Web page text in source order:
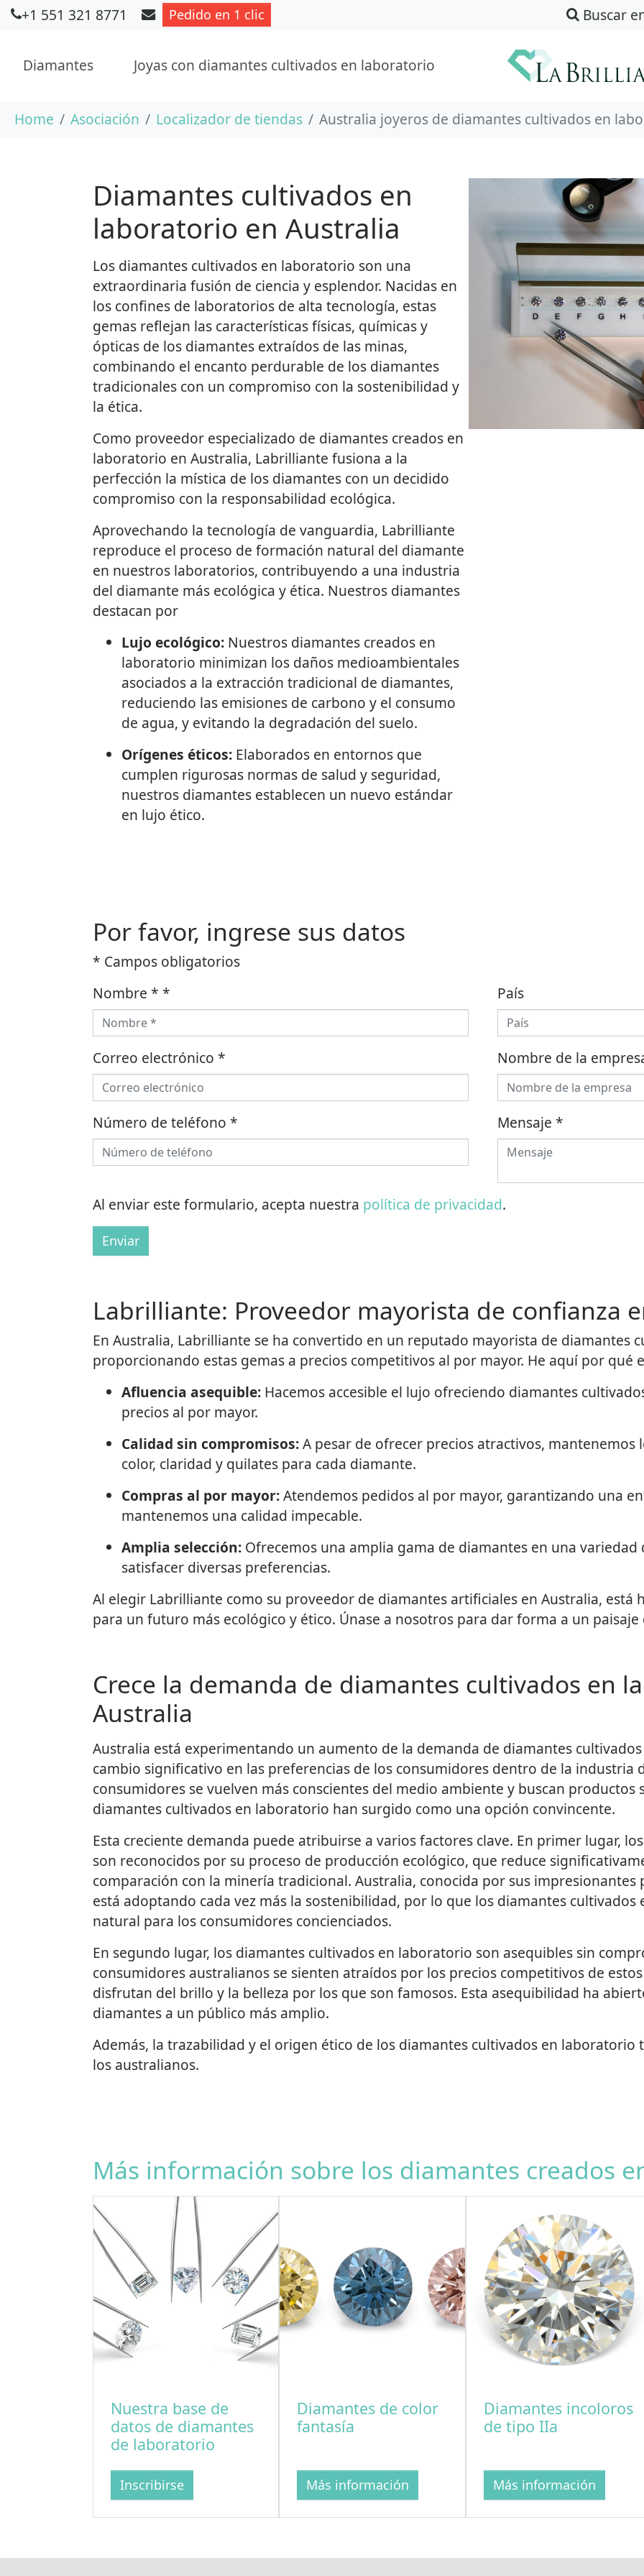
Saltar al contenido principal
+1 551 321 8771 Pedido en 1 clic Buscar
Diamantes Joyas con diamantes cultivados en laboratorio
Usted está aquí:
Home Asociación Localizador de tiendas Australia joyeros de diamantes cultivados en
Diamantes cultivados en
laboratorio en Australia
Los diamantes cultivados en laboratorio son una
extraordinaria fusión de ciencia y esplendor. Nacidas en
los confines de laboratorios de alta tecnología, estas
gemas reflejan las características físicas, químicas y
ópticas de los diamantes extraídos de las minas,
combinando el encanto perdurable de los diamantes
tradicionales con un compromiso con la sostenibilidad y
la ética.
Como proveedor especializado de diamantes creados en
laboratorio en Australia, Labrilliante fusiona a la
perfección la mística de los diamantes con un decidido
compromiso con la responsabilidad ecológica.
Aprovechando la tecnología de vanguardia, Labrilliante
reproduce el proceso de formación natural del diamante
en nuestros laboratorios, contribuyendo a una industria
del diamante más ecológica y ética. Nuestros diamantes
destacan por
Lujo ecológico:Nuestros diamantes creados en
laboratorio minimizan los daños medioambientales
asociados a la extracción tradicional de diamantes,
reduciendo las emisiones de carbono y el consumo
de agua, y evitando la degradación del suelo.
Orígenes éticos:Elaborados en entornos que
cumplen rigurosas normas de salud y seguridad,
nuestros diamantes establecen un nuevo estándar
en lujo ético.
Por favor, ingrese sus datos
* Campos obligatorios
Nombre * *
Correo electrónico *
Número de teléfono *
País
Nombre de la
Mensaje *
Al enviar este formulario, acepta nuestra política de privacidad.
Enviar
Labrilliante: Proveedor mayorista de confianza
En Australia, Labrilliante se ha convertido en un reputado mayorista de diamantes
proporcionando estas gemas a precios competitivos al por mayor. He aquí por qué
Afluencia asequible:Hacemos accesible el lujo ofreciendo diamantes
precios al por mayor.
Calidad sin compromisos:A pesar de ofrecer precios atractivos, mantenemos
color, claridad y quilates para cada diamante.
Compras al por mayor:Atendemos pedidos al por mayor, garantizando una
mantenemos una calidad impecable.
Amplia selección:Ofrecemos una amplia gama de diamantes en una
satisfacer diversas preferencias.
Al elegir Labrilliante como su proveedor de diamantes artificiales en Australia, está
para un futuro más ecológico y ético. Únase a nosotros para dar forma a un
Crece la demanda de diamantes cultivados en
Australia
Australia está experimentando un aumento de la demanda de diamantes
cambio significativo en las preferencias de los consumidores dentro de la industria
consumidores se vuelven más conscientes del medio ambiente y buscan productos
diamantes cultivados en laboratorio han surgido como una opción convincente.
Esta creciente demanda puede atribuirse a varios factores clave. En primer lugar,
son reconocidos por su proceso de producción ecológico, que reduce
comparación con la minería tradicional. Australia, conocida por sus impresionantes
está adoptando cada vez más la sostenibilidad, por lo que los diamantes
natural para los consumidores concienciados.
En segundo lugar, los diamantes cultivados en laboratorio son asequibles sin
consumidores australianos se sienten atraídos por los precios competitivos de
disfrutan del brillo y la belleza por los que son famosos. Esta asequibilidad ha
diamantes a un público más amplio.
Además, la trazabilidad y el origen ético de los diamantes cultivados en
los australianos.
Más información sobre los diamantes creados
Nuestra base de
datos de diamantes
de laboratorio
Inscribirse
Diamantes de color
fantasía
Más información
Diamantes incoloros
de tipo IIa
Más información